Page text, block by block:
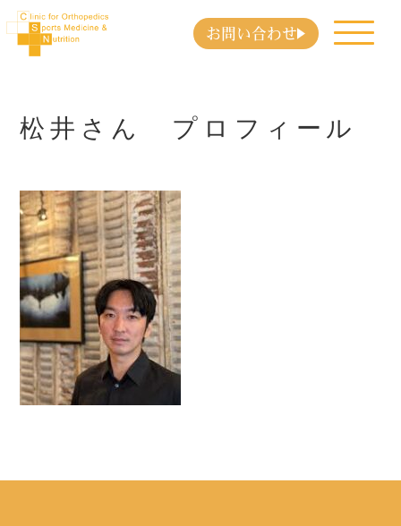
お問い合わせ
松井さん プロフィール